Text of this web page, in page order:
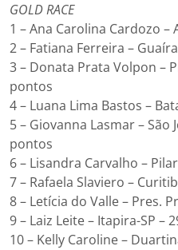
GOLD RACE
1 – Ana Carolina Cardozo
2 – Fatiana Ferreira –
3 – Donata Prata Volpon –
pontos
4 – Luana Lima Bastos –
5 – Giovanna Lasmar – São
pontos
6 – Lisandra Carvalho –
7 – Rafaela Slaviero –
8 – Letícia do Valle – Pres.
9 – Laiz Leite – Itapira-SP –
10 – Kelly Caroline –